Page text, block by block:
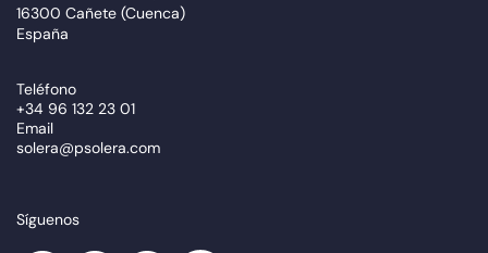
16300 Cañete (Cuenca)
España
Teléfono
+34 96 132 23 01
Email
solera@psolera.com
Síguenos